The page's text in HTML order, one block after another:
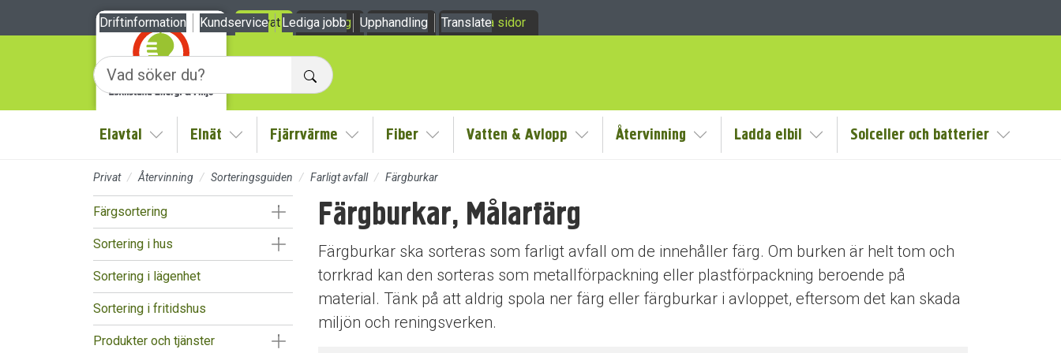
Till sidans huvudinnehåll
Privat
Företag Om oss Mina sidor
Sök
Elavtal Visa/Göm undermeny
Elnät Visa/Göm undermeny
Fjärrvärme Visa/Göm undermeny
Fiber Visa/Göm undermeny
Vatten & Avlopp Visa/Göm undermeny
Återvinning Visa/Göm undermeny
Ladda elbil Visa/Göm undermeny
Solceller och batterier Visa/Göm
Driftinformation Kundservice Lediga jobb Upphandling Translate
Privat Återvinning Sorteringsguiden Farligt avfall Färgburkar
Färgsortering Visa/Göm undermeny
Sortering i hus Visa/Göm undermeny
Sortering i lägenhet
Sortering i fritidshus
Produkter och tjänster Visa/Göm undermeny
Färgburkar, Målarfärg
Färgburkar ska sorteras som farligt avfall om de innehåller färg. Om burken är helt tom och
torrkrad kan den sorteras som metallförpackning eller plastförpackning beroende på
material. Tänk på att aldrig spola ner färg eller färgburkar i avloppet, eftersom det kan skada
miljön och reningsverken.